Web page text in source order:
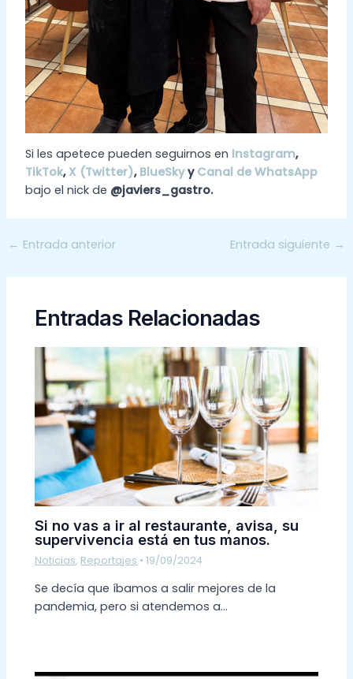
Si les apetece pueden seguirnos en Instagram,
TikTok, X (Twitter), BlueSkyy Canal de WhatsApp
bajo el nick de @javiers_gastro.
← Entrada anterior Entrada siguiente →
Entradas Relacionadas
Si no vas a ir al restaurante, avisa, su
supervivencia está en tus manos.
Noticias, Reportajes •19/09/2024
Se decía que íbamos a salir mejores de la
pandemia, pero si atendemos a…